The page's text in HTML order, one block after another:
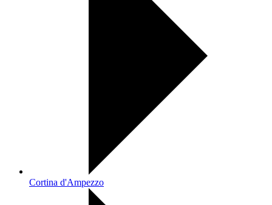
Cortina d'Ampezzo